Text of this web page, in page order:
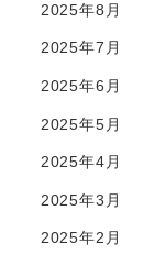
2025年8月
2025年7月
2025年6月
2025年5月
2025年4月
2025年3月
2025年2月